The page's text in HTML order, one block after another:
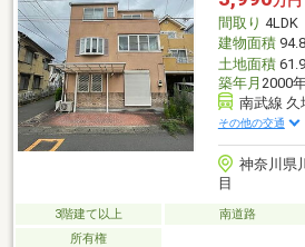
かり易くご説明させて頂きます
間取り 4LDK
建物面積
土地面積
築年月 2000
南武線 久
その他の交通
神奈川県
目
3階建て以上 南道路
所有権